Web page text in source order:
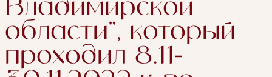
Владимирской
области", который
проходил 8.11-